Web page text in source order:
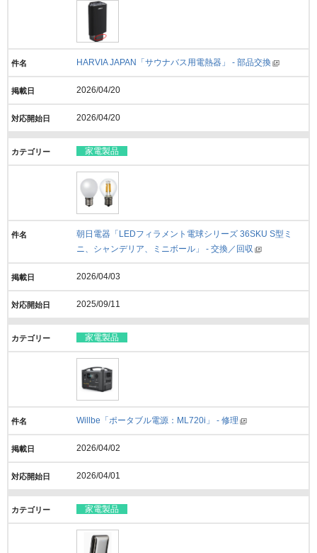
HARVIA JAPAN「サウナバス用電熱器」 - 部品交換
2026/04/20
2026/04/20
家電製品
朝日電器「LEDフィラメント電球シリーズ 36SKU S型ミ
ニ、シャンデリア、ミニボール」 - 交換／回収
2026/04/03
2025/09/11
家電製品
Willbe「ポータブル電源：ML720i」 - 修理
2026/04/02
2026/04/01
家電製品